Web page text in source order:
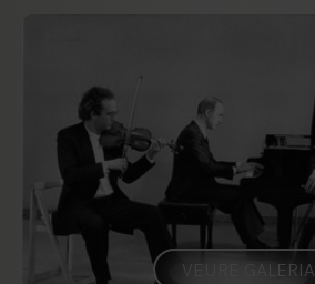
VEURE GALERIA